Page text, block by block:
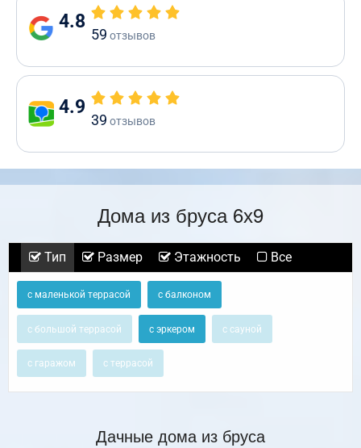
4.8
59 отзывов
4.9
39 отзывов
Дома из бруса 6х9
Тип Размер Этажность Все
с маленькой террасой с балконом
с большой террасой с эркером с сауной
с гаражом с террасой
Дачные дома из бруса